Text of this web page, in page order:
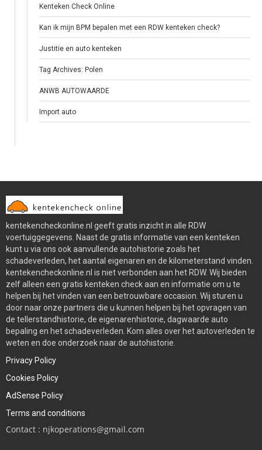
Kenteken Check Online
Kan ik mijn BPM bepalen met een RDW kenteken check?
Justitie en auto kenteken
Tag Archives: Polen
ANWB AUTOWAARDE
Import auto
kentekencheckonline.nl geeft gratis inzicht in alle RDW
voertuiggegevens. Naast de gratis informatie van een kenteken
kunt u via ons ook aanvullende autohistorie zoals het
schadeverleden, het aantal eigenaren en de kilometerstand vinden.
kentekencheckonline.nl is niet verbonden aan het RDW. Wij bieden
zelf alleen een gratis kenteken check aan en informatie om u te
helpen bij het vinden van een betrouwbare occasion. Wij sturen u
door naar onze partners die u kunnen helpen bij het opvragen van
de tellerstandhistorie, de eigenarenhistorie, dagwaarde auto
bepaling en het schadeverleden. Kom alles over het autoverleden te
weten en doe onderzoek naar de autohistorie.
Privacy Policy
Cookies Policy
AdSense Policy
Terms and conditions
Contact : njkoperations@gmail.com